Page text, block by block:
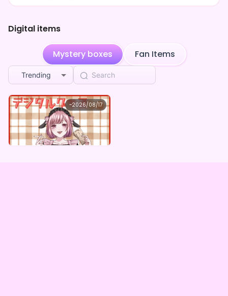
Digital items
Mystery boxes Fan Items
Trending
~2026/08/17
可愛たゃん。
可愛たゃん。 ×Vガスト開店！
Lowest price
¥1,100 Purchase Here